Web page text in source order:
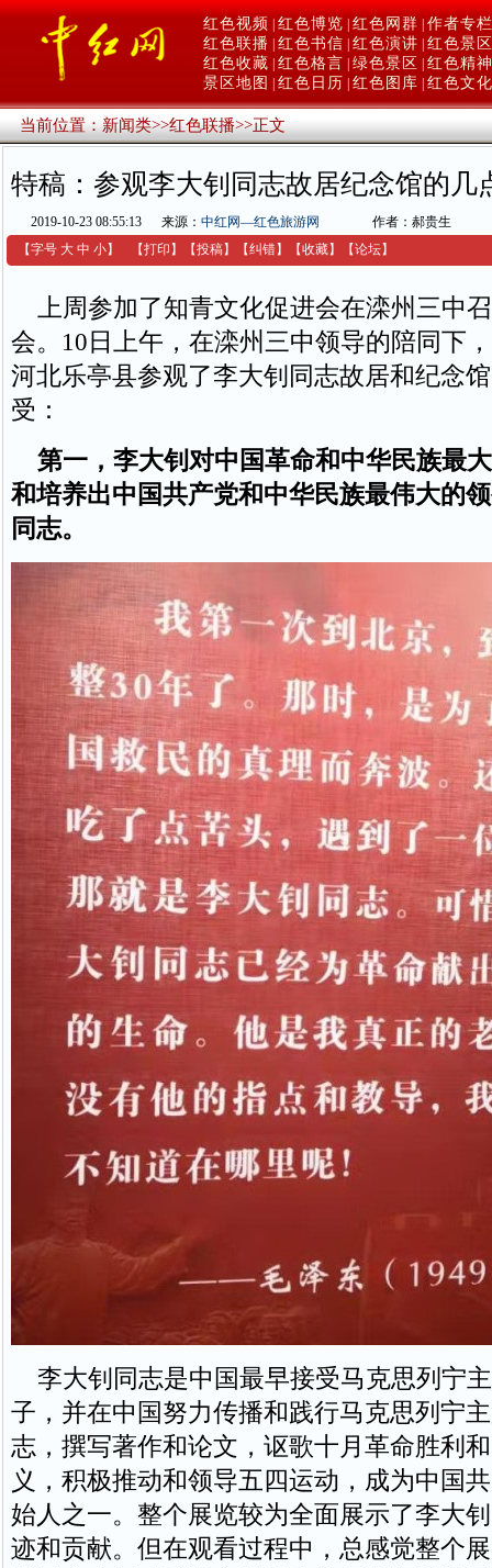
红色视频 红色博览 红色网群 作者专栏
红色联播 红色书信 红色演讲 红色景区
红色收藏 红色格言 绿色景区
红色精神
景区地图
红色日历 红色图库 红色文化
当前位置：新闻类>>红色联播>>正文
特稿：参观李大钊同志故居纪念馆的几
2019-10-23 08:55:13 来源： 中红网—红色旅游网
作者：郝贵生
【字号 大 中 小】 【打印 】 【投稿】 【纠错】 【收藏】 【论坛】
上周参加了知青文化促进会在滦州三中
会。10日上午，在滦州三中领导的陪同下
河北乐亭县参观了李大钊同志故居和纪念
受：
第一，李大钊对中国革命和中华民族最
和培养出中国共产党和中华民族最伟大的
同志。
李大钊同志是中国最早接受马克思列宁
子，并在中国努力传播和践行马克思列宁
志，撰写著作和论文，讴歌十月革命胜利
义，积极推动和领导五四运动，成为中国
始人之一。整个展览较为全面展示了李大
迹和贡献。但在观看过程中，总感觉整个